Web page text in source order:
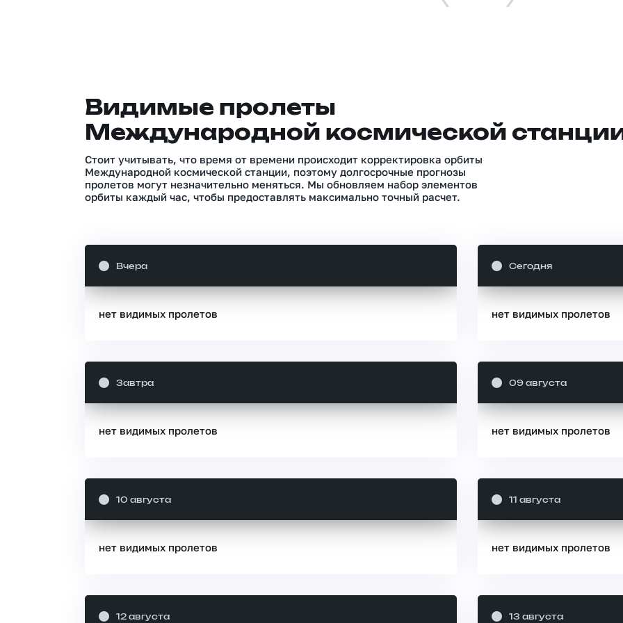
Видимые пролеты
Международной космической
Стоит учитывать, что время от времени происходит корректировка орбиты
Международной космической станции, поэтому долгосрочные прогнозы
пролетов могут незначительно меняться. Мы обновляем набор элементов
орбиты каждый час, чтобы предоставлять максимально точный расчет.
Вчера
нет видимых пролетов
Сегодня
нет видимых пролетов
Завтра
нет видимых пролетов
09 августа
нет видимых пролетов
10 августа
нет видимых пролетов
11 августа
нет видимых пролетов
12 августа 13 августа